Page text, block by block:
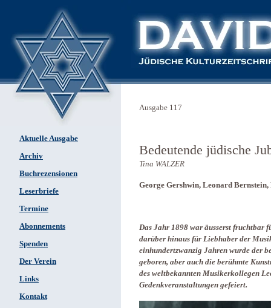
Aktuelle Ausgabe
Archiv
Buchrezensionen
Leserbriefe
Termine
Abonnements
Spenden
Der Verein
Links
Kontakt
Ausgabe 117
Bedeutende jüdische
Tina WALZER
George Gershwin, Leonard
Das Jahr 1898 war äusserst fruchtbar
darüber hinaus für Liebhaber der
einhundertzwanzig Jahren wurde der
geboren, aber auch die berühmte
des weltbekannten Musikerkollegen
Gedenkveranstaltungen gefeiert.